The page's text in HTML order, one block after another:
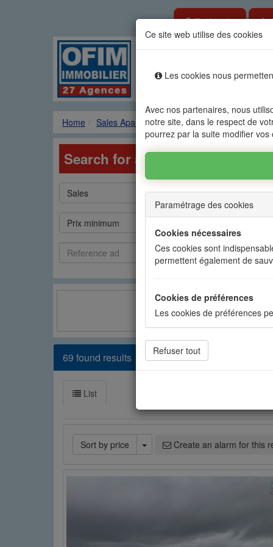
Ce site web utilise des cookies
Les cookies nous
Avec nos partenaires, nous
notre site, dans le respect de
pourrez par la suite modifier
Paramétrage des cookies
Cookies nécessaires
Ces cookies sont
permettent également de
Cookies de préférences
Les cookies de préférences
Cookies de statistiques
Cookies sociaux
Estimate
Agencies Renting
Home Sales Apartments Research
Search for a property in
Type
de
bien
Sales Apartment
Prix
min
Prix minimum
Prix
max
Référence
annonce
Commodités
Commodities
Facebook
69 found results
List
Sort by price Toggle Dropdown
Create an alarm for this